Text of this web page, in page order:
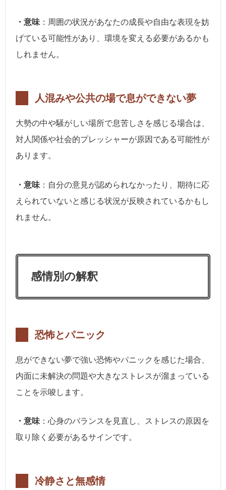
・意味 ：周囲の状況があなたの成長や自由な表現を妨
げている可能性があり、環境を変える必要があるかも
しれません。
人混みや公共の場で息ができない夢
大勢の中や騒がしい場所で息苦しさを感じる場合は、
対人関係や社会的プレッシャーが原因である可能性が
あります。
・意味 ：自分の意見が認められなかったり、期待に応
えられていないと感じる状況が反映されているかもし
れません。
感情別の解釈
恐怖とパニック
息ができない夢で強い恐怖やパニックを感じた場合、
内面に未解決の問題や大きなストレスが溜まっている
ことを示唆します。
・意味 ：心身のバランスを見直し、ストレスの原因を
取り除く必要があるサインです。
冷静さと無感情